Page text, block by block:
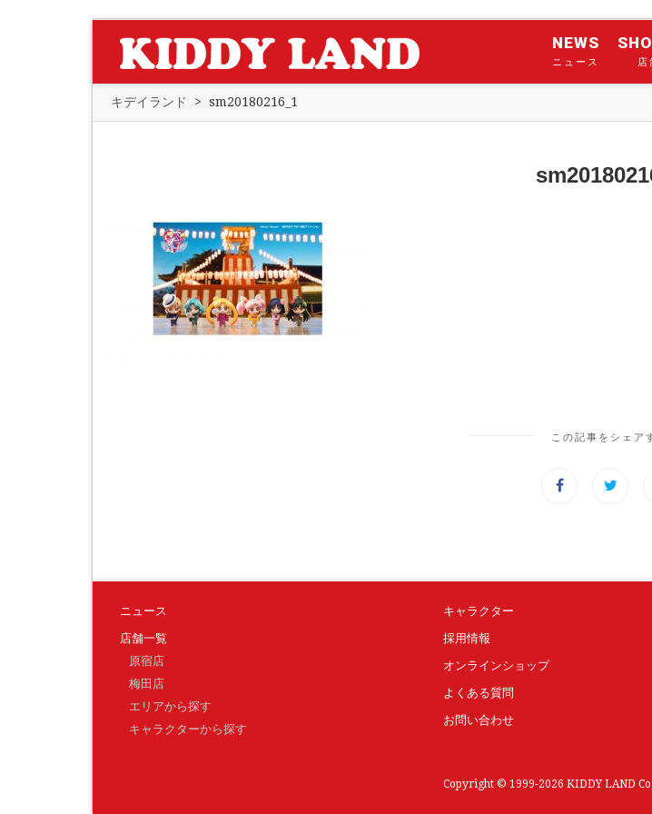
NEWS
ニュース 店
キデイランド > sm20180216_1
この記事をシェア
ニュース
店舗一覧
原宿店
梅田店
エリアから探す
キャラクターから探す
キャラクター
採用情報
オンラインショップ
よくある質問
お問い合わせ
Copyright © 1999-2026 KIDDY LAND